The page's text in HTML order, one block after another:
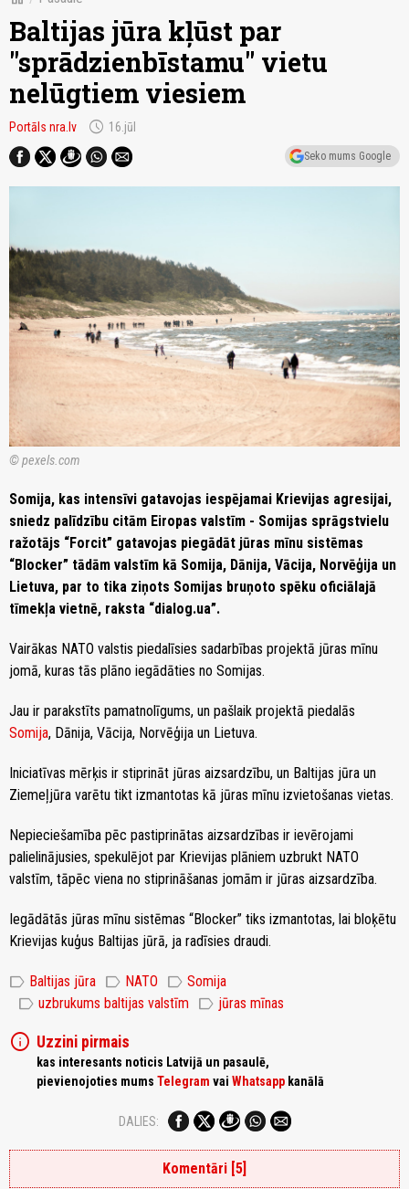
Baltijas jūra kļūst par
"sprādzienbīstamu" vietu
nelūgtiem viesiem
Portāls nra.lv schedule 16.jūl
Seko mums Google
© pexels.com
Somija, kas intensīvi gatavojas iespējamai Krievijas agresijai,
sniedz palīdzību citām Eiropas valstīm - Somijas sprāgstvielu
ražotājs “Forcit” gatavojas piegādāt jūras mīnu sistēmas
“Blocker” tādām valstīm kā Somija, Dānija, Vācija, Norvēģija un
Lietuva, par to tika ziņots Somijas bruņoto spēku oficiālajā
tīmekļa vietnē, raksta “dialog.ua”.
Vairākas NATO valstis piedalīsies sadarbības projektā jūras mīnu
jomā, kuras tās plāno iegādāties no Somijas.
Jau ir parakstīts pamatnolīgums, un pašlaik projektā piedalās
Somija, Dānija, Vācija, Norvēģija un Lietuva.
Iniciatīvas mērķis ir stiprināt jūras aizsardzību, un Baltijas jūra un
Ziemeļjūra varētu tikt izmantotas kā jūras mīnu izvietošanas vietas.
Nepieciešamība pēc pastiprinātas aizsardzības ir ievērojami
palielinājusies, spekulējot par Krievijas plāniem uzbrukt NATO
valstīm, tāpēc viena no stiprināšanas jomām ir jūras aizsardzība.
Iegādātās jūras mīnu sistēmas “Blocker” tiks izmantotas, lai bloķētu
Krievijas kuģus Baltijas jūrā, ja radīsies draudi.
label Baltijas jūra label NATO label Somija
label uzbrukums baltijas valstīm label jūras mīnas
info Uzzini pirmais
kas interesants noticis Latvijā un pasaulē,
pievienojoties mums Telegram vai Whatsapp kanālā
DALIES:
Komentāri [5]